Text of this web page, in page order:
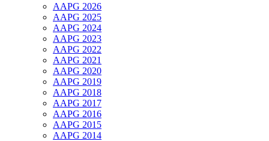
AAPG 2026
AAPG 2025
AAPG 2024
AAPG 2023
AAPG 2022
AAPG 2021
AAPG 2020
AAPG 2019
AAPG 2018
AAPG 2017
AAPG 2016
AAPG 2015
AAPG 2014